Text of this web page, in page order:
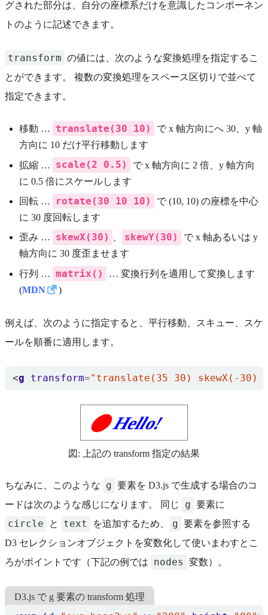
グされた部分は、自分の座標系だけを意識したコンポーネン
トのように記述できます。
transform の値には、次のような変換処理を指定するこ
とができます。 複数の変換処理をスペース区切りで並べて
指定できます。
移動 … translate(30 10)
で x 軸方向にへ 30、y 軸
方向に 10 だけ平行移動します
拡縮 …
scale(2 0.5)
で x 軸方向に 2 倍、y 軸方向
に 0.5 倍にスケールします
回転 …
rotate(30 10 10)
で (10, 10) の座標を中心
に 30 度回転します
歪み …
skewX(30) 、 skewY(30)
で x 軸あるいは y
軸方向に 30 度歪ませます
行列 … matrix()
… 変換行列を適用して変換します
(MDN )
例えば、次のように指定すると、平行移動、スキュー、スケ
ールを順番に適用します。
<g transform="translate(35 30) skewX(-30)
Hello!
図: 上記の transform 指定の結果
ちなみに、このような g 要素を D3.js で生成する場合のコ
ードは次のような感じになります。 同じ
g 要素に
circle と text を追加するため、 g 要素を参照する
D3 セレクションオブジェクトを変数化して使いまわすとこ
ろがポイントです（下記の例では
nodes 変数）。
D3.js で g 要素の transform 処理